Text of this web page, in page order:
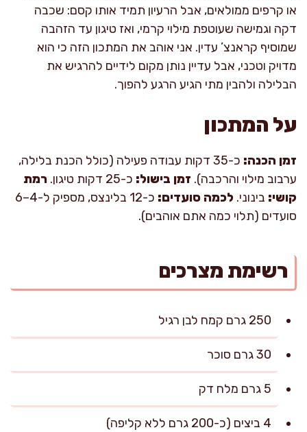
או קרפים ממולאים, אבל הרעיון תמיד אותו קסם: שכבה
דקה וגמישה שעוטפת מילוי קרמי, ואז טיגון עד הזהבה
שמוסיף קראנצ’ עדין. אני אוהב את המתכון הזה כי הוא
מדויק וטכני, אבל עדיין נותן מקום לידיים להרגיש את
הבלילה ולהבין מתי הגיע הרגע להפוך.
על המתכון
זמן הכנה:
כ-35 דקות עבודה פעילה (כולל הכנת בלילה,
ערבוב מילוי והרכבה). זמן בישול: כ-25 דקות טיגון.
רמת
קושי: בינוני. לכמה סועדים:
כ-12 בלינצס, מספיק ל-4–6
סועדים (תלוי כמה אתם אוהבים).
רשימת מצרכים
250 גרם קמח לבן רגיל
30 גרם סוכר
5 גרם מלח דק
4 ביצים (כ-200 גרם ללא קליפה)